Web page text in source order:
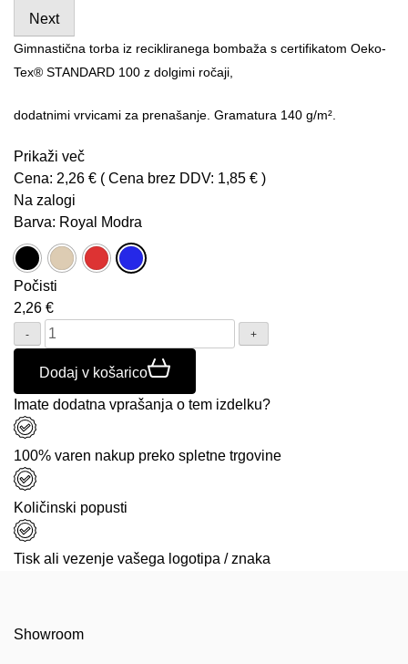
Next
Gimnastična torba iz recikliranega bombaža s certifikatom Oeko-
Tex® STANDARD 100 z dolgimi ročaji,
dodatnimi vrvicami za prenašanje. Gramatura 140 g/m².
Prikaži več
Cena: 2,26 € ( Cena brez DDV: 1,85 € )
Na zalogi
Barva: Royal Modra
Počisti
2,26 €
Količina:
Dodaj v košarico
Imate dodatna vprašanja o tem izdelku?
100% varen nakup preko spletne trgovine
Količinski popusti
Tisk ali vezenje vašega logotipa / znaka
Showroom